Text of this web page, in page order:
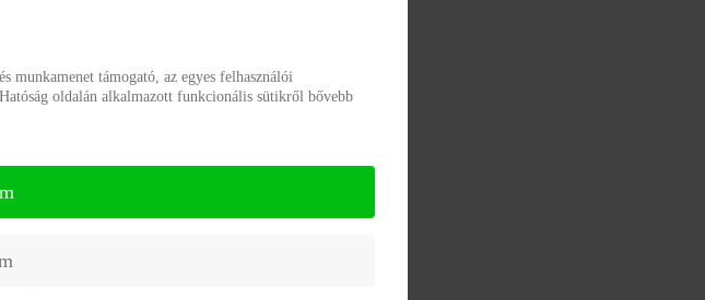
munkamenet támogató, az egyes felhasználói
oldalán alkalmazott funkcionális sütikről bővebb